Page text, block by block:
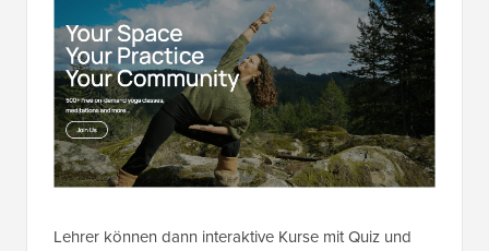
Lehrer können dann interaktive Kurse mit Quiz und